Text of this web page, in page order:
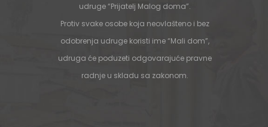
udruge “Prijatelj Malog doma”.
Protiv svake osobe koja neovlašteno i bez
odobrenja udruge koristi ime “Mali dom”,
udruga će poduzeti odgovarajuće pravne
radnje u skladu sa zakonom.